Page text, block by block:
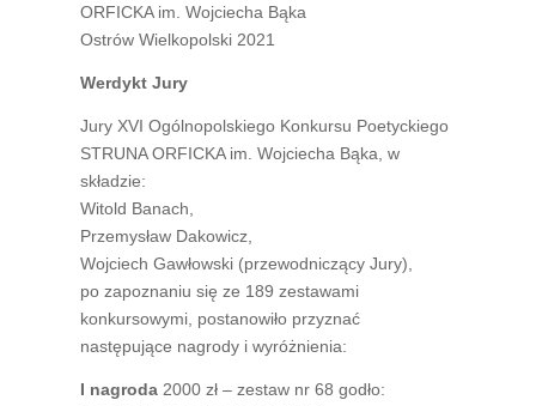
ORFICKA im. Wojciecha Bąka
Ostrów Wielkopolski 2021
Werdykt Jury
Jury XVI Ogólnopolskiego Konkursu Poetyckiego
STRUNA ORFICKA im. Wojciecha Bąka, w
składzie:
Witold Banach,
Przemysław Dakowicz,
Wojciech Gawłowski (przewodniczący Jury),
po zapoznaniu się ze 189 zestawami
konkursowymi, postanowiło przyznać
następujące nagrody i wyróżnienia:
I nagroda 2000 zł – zestaw nr 68 godło: